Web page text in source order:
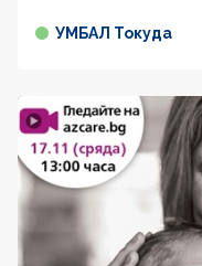
УМБАЛ Токуда